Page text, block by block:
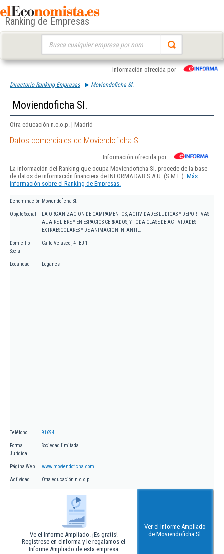
Ranking de Empresas
Información ofrecida por
Directorio Ranking Empresas Moviendoficha Sl.
Moviendoficha Sl.
Otra educación n.c.o.p. | Madrid
Datos comerciales de Moviendoficha Sl.
Información ofrecida por
La información del Ranking que ocupa Moviendoficha Sl. procede de la base
de datos de información financiera de INFORMA D&B S.A.U. (S.M.E.). Más
información sobre el Ranking de Empresas.
Denominación Moviendoficha Sl.
Objeto Social
LA ORGANIZACION DE CAMPAMENTOS, ACTIVIDADES LUDICAS Y DEPORTIVAS
AL AIRE LIBRE Y EN ESPACIOS CERRADOS, Y TODA CLASE DE ACTIVIDADES
EXTRAESCOLARES Y DE ANIMACION INFANTIL.
Domicilio
Social
Calle Velasco , 4 - BJ 1
Localidad Leganes
Teléfono 91694...
Forma
Jurídica
Sociedad limitada
Página Web www.moviendoficha.com
Actividad Otra educación n.c.o.p.
Ve el Informe Ampliado. ¡Es gratis!
Regístrese en eInforma y le regalamos el
Informe Ampliado de esta empresa
Ver el Informe Ampliado
de Moviendoficha Sl.